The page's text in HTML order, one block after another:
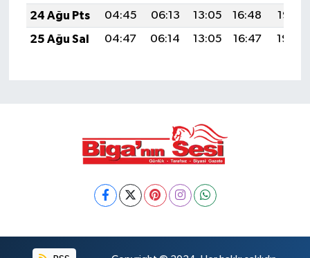
24 Ağu Pts
04:45 06:13 13:05 16:48
19:47
25 Ağu Sal
04:47 06:14 13:05 16:47 19:46